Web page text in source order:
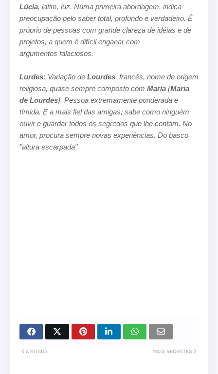
Lúcia, latim, luz. Numa primeira abordagem, indica
preocupação pelo sabertotal, profundo e verdadeiro. É
próprio de pessoas com grande clareza de idéias e de
projetos, a quem é difícil enganar com
argumentos falaciosos.
Lurdes: Variação de Lourdes, francês, nome de origem
religiosa, quase sempre composto com Maria (Maria
de Lourdes). Pessoa extremamente ponderada e
tímida. É a mais fiel das amigas; sabe como ninguém
ouvir e guardar todos os segredos que lhe contam. No
amor, procura sempre novas experiências. Do basco
"altura escarpada".
MAIS RECENTES
ANTIGOS